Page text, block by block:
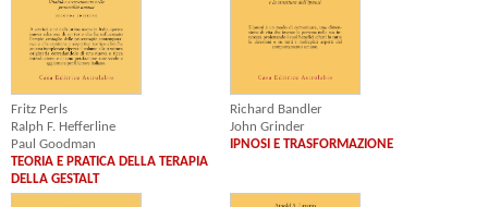
Fritz Perls
Ralph F. Hefferline
Paul Goodman
TEORIA E PRATICA DELLA TERAPIA
DELLA GESTALT
Richard Bandler
John Grinder
IPNOSI E TRASFORMAZIONE